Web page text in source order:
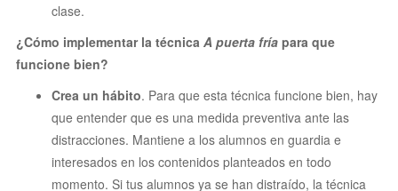
clase.
¿Cómo implementar la técnica A puerta fría para que
funcione bien?
Crea un hábito. Para que esta técnica funcione bien, hay
que entender que es una medida preventiva ante las
distracciones. Mantiene a los alumnos en guardia e
interesados en los contenidos planteados en todo
momento. Si tus alumnos ya se han distraído, la técnica